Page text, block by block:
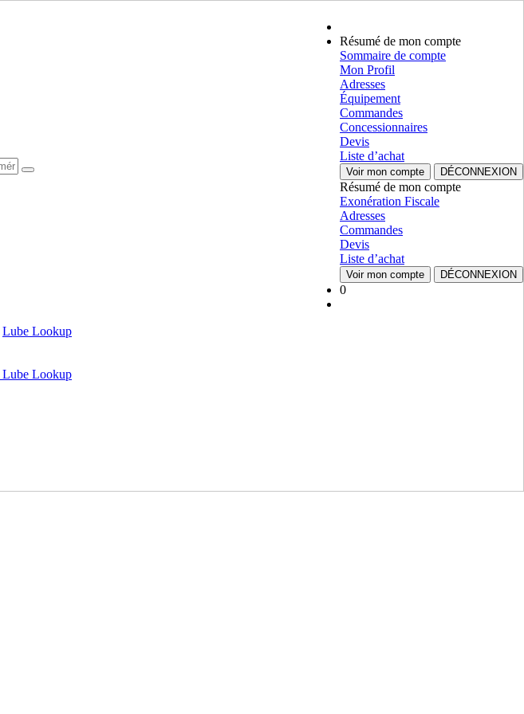
Résumé de mon compte
Sommaire de compte
Mon Profil
Adresses
Équipement
Commandes
Concessionnaires
Devis
Liste d’achat
Voir mon compte DÉCONNEXION
Résumé de mon compte
Exonération Fiscale
Adresses
Commandes
Devis
Liste d’achat
Voir mon compte DÉCONNEXION
0
Lube Lookup
Lube Lookup